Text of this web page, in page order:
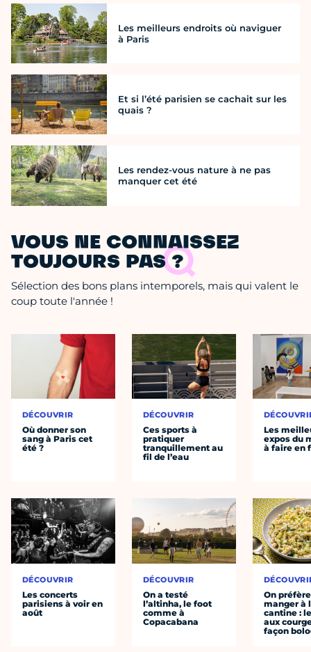
Les meilleurs endroits où naviguer
à Paris
Et si l’été parisien se cachait sur les
quais ?
Les rendez-vous nature à ne pas
manquer cet été
VOUS NE CONNAISSEZ
TOUJOURS PAS ?
Sélection des bons plans intemporels, mais qui valent le
coup toute l'année !
DÉCOUVRIR
Où donner son
sang à Paris cet
été ?
DÉCOUVRIR
Les concerts
parisiens à voir en
août
DÉCOUVRIR
Ces sports à
pratiquer
tranquillement au
fil de l’eau
DÉCOUVRIR
On a testé
l’altinha, le foot
comme à
Copacabana
Les
expos du
à faire en
On préfère
manger à
cantine :
aux
façon